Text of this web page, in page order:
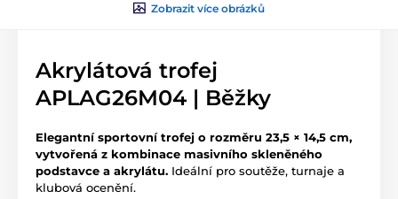
Zobrazit více obrázků
Akrylátová trofej
APLAG26M04 | Běžky
Elegantní sportovní trofej o rozměru 23,5 × 14,5 cm,
vytvořená z kombinace masivního skleněného
podstavce a akrylátu. Ideální pro soutěže, turnaje a
klubová ocenění.